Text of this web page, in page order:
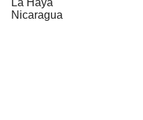
Nicaragua